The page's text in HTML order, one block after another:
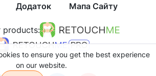
Додаток Мапа Сайту
products:
to ensure you get the best experience
on our website.